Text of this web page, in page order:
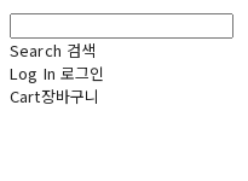
Search 검색
Log In 로그인
Cart장바구니